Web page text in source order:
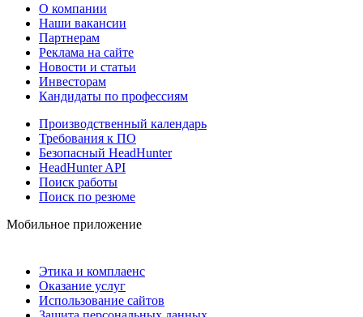
О компании
Наши вакансии
Партнерам
Реклама на сайте
Новости и статьи
Инвесторам
Кандидаты по профессиям
Производственный календарь
Требования к ПО
Безопасный HeadHunter
HeadHunter API
Поиск работы
Поиск по резюме
Мобильное приложение
Этика и комплаенс
Оказание услуг
Использование сайтов